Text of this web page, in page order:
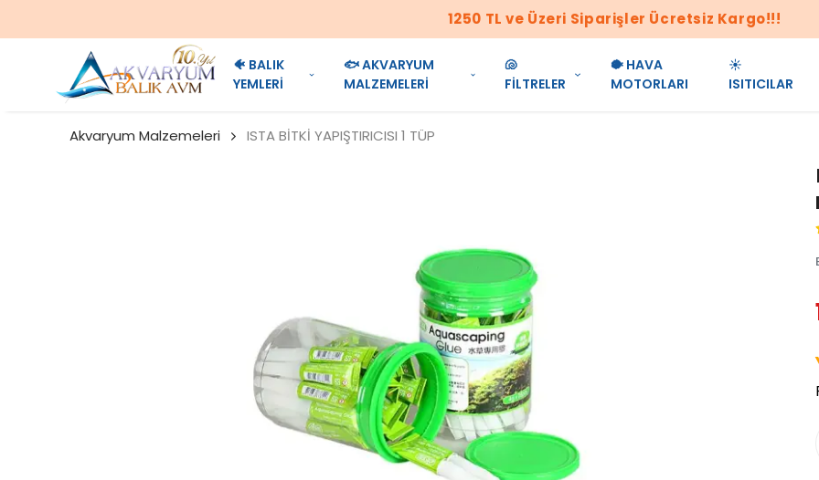
1250 TL ve Üzeri Siparişler Ücretsiz Kargo!!!
🐠 BALIK
YEMLERİ
🐟 AKVARYUM
MALZEMELERİ
🐚
FİLTRELER
🐡 HAVA
MOTORLARI
☀️
ISITICILAR
Akvaryum Malzemeleri ISTA BİTKİ YAPIŞTIRICISI 1 TÜP